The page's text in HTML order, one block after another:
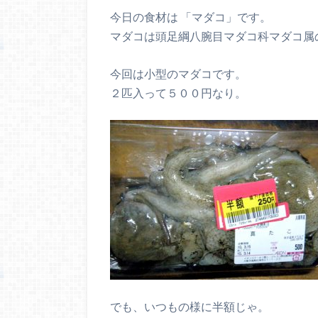
今日の食材は 「マダコ」です。
マダコは頭足綱八腕目マダコ科マダコ属
今回は小型のマダコです。
２匹入って５００円なり。
でも、いつもの様に半額じゃ。